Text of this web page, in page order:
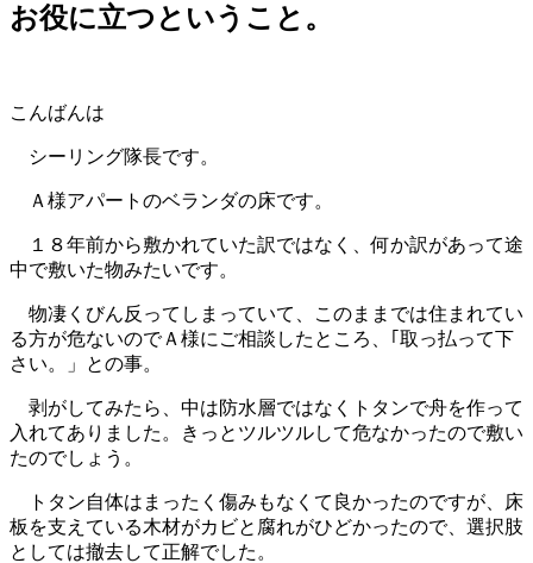
お役に立つということ。
こんばんは
シーリング隊長です。
Ａ様アパートのベランダの床です。
１８年前から敷かれていた訳ではなく、何か訳があって途
中で敷いた物みたいです。
物凄くびん反ってしまっていて、このままでは住まれてい
る方が危ないのでＡ様にご相談したところ、｢取っ払って下
さい。」との事。
剥がしてみたら、中は防水層ではなくトタンで舟を作って
入れてありました。きっとツルツルして危なかったので敷い
たのでしょう。
トタン自体はまったく傷みもなくて良かったのですが、床
板を支えている木材がカビと腐れがひどかったので、選択肢
としては撤去して正解でした。